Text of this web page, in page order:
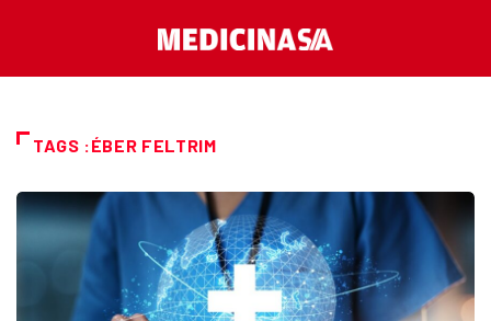
TAGS :ÉBER FELTRIM